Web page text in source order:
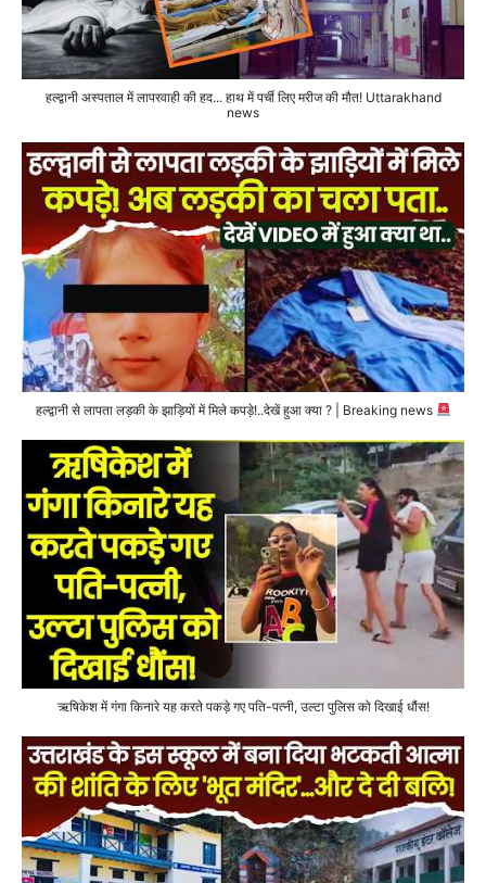
हल्द्वानी अस्पताल में लापरवाही की हद... हाथ में पर्ची लिए मरीज की मौत! Uttarakhand
news
हल्द्वानी से लापता लड़की के झाड़ियों में मिले कपड़े!..देखें हुआ क्या ? | Breaking news
ऋषिकेश में गंगा किनारे यह करते पकड़े गए पति-पत्नी, उल्टा पुलिस को दिखाई धौंस!